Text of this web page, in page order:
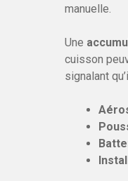
manuelle.
Une
cuisson
signalant